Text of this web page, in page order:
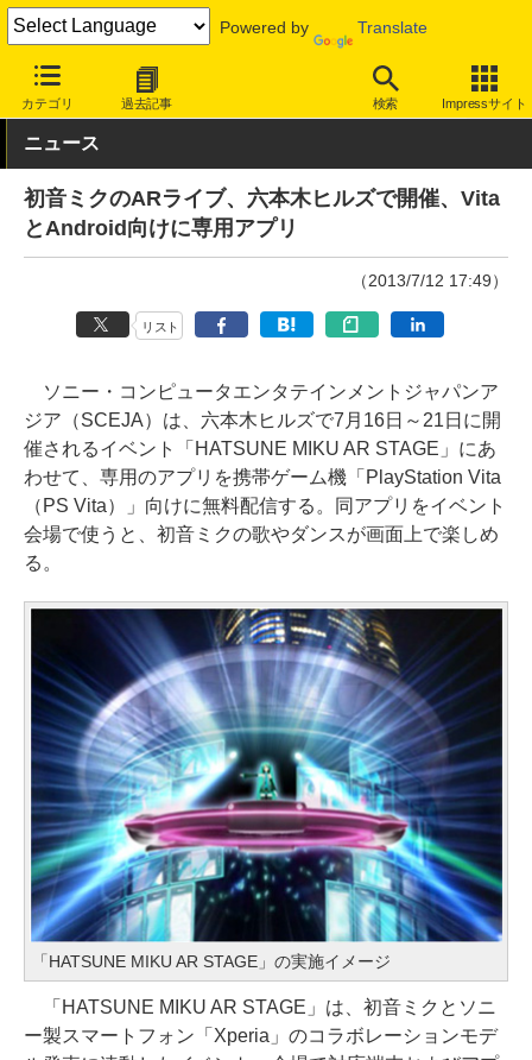
Powered by Translate
カテゴリ 過去記事 検索 Impressサイト
INTERNET Watch サービス/ソフト サービス その他
ニュース
初音ミクのARライブ、六本木ヒルズで開催、Vita
とAndroid向けに専用アプリ
（2013/7/12 17:49）
リスト
ソニー・コンピュータエンタテインメントジャパンア
ジア（SCEJA）は、六本木ヒルズで7月16日～21日に開
催されるイベント「HATSUNE MIKU AR STAGE」にあ
わせて、専用のアプリを携帯ゲーム機「PlayStation Vita
（PS Vita）」向けに無料配信する。同アプリをイベント
会場で使うと、初音ミクの歌やダンスが画面上で楽しめ
る。
「HATSUNE MIKU AR STAGE」の実施イメージ
「HATSUNE MIKU AR STAGE」は、初音ミクとソニ
ー製スマートフォン「Xperia」のコラボレーションモデ